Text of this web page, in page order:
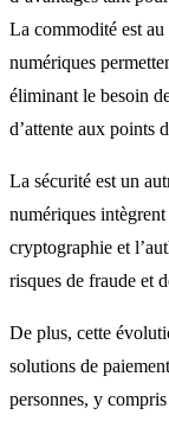
La commodité est
numériques
éliminant le besoin
d’attente aux points
La sécurité est un
numériques intègrent
cryptographie et
risques de fraude et
De plus, cette
solutions de
personnes, y